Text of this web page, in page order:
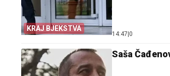
KRAJ BJEKSTVA
14:47 0
Saša